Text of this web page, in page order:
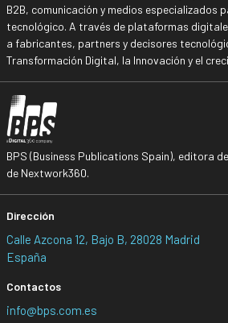
B2B, comunicación y medios especializados
tecnológico. A través de plataformas
a fabricantes, partners y decisores
Transformación Digital, la Innovación y el
BPS (Business Publications Spain), editora
de Nextwork360.
Dirección
Calle Azcona 12, Bajo B, 28028 Madrid
España
Contactos
info@bps.com.es